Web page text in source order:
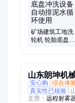
器、道口板、缓
孔应力计、避难
手、围挡喷淋
矿场建筑工地洗
轮机 轮胎底盘冲
山东朗坤机
安心购
综合体
真实性已核验
主营： 远程射雾